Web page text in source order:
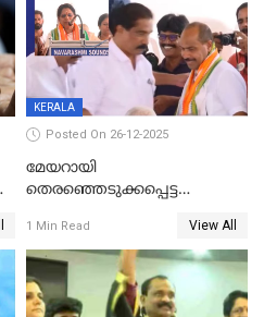
KERALA
Posted On 26-12-2025
മേയറായി
തെരഞ്ഞെടുക്കപ്പെട്ട
ആദ്യ വോട്ട് അസാധു; കണ്ണൂർ
ഡെപ്യൂട്ടി മേയർ സ്ഥാനത്ത്
താഹിറിന് വിജയം
1 Min Read View All